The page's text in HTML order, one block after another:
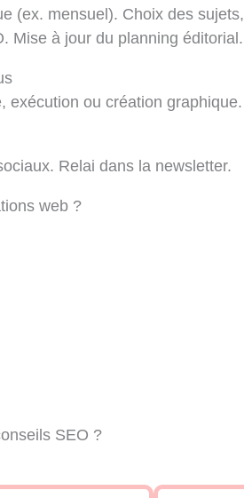
(ex. mensuel). Choix des
Mise à jour du planning éditorial.
exécution ou création graphique.
Relai dans la newsletter.
web ?
SEO ?